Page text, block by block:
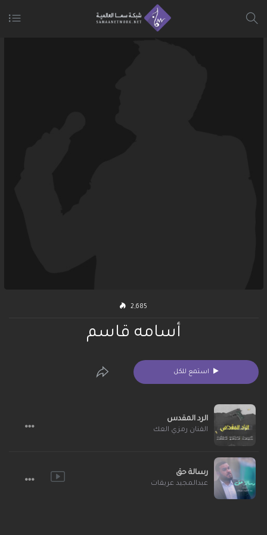
2,685
أسامه قاسم
استمع للكل
الرد المقدس
الفنان رمزي العك
رسالة حق
عبدالمجيد عريقات